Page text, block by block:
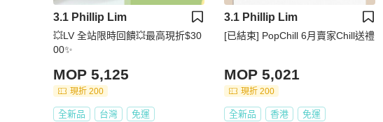
3.1 Phillip Lim
💥LV 全站限時回饋💥最高現折$30
00✨
MOP 5,125
現折 200
全新品 台灣 免運
3.1 Phillip Lim
[已結束] PopChill 6月賣家Chill送禮
MOP 5,021
現折 200
全新品 香港 免運